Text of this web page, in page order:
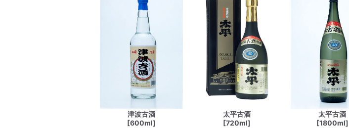
津波古酒
[600ml]
太平古酒
[720ml]
太平古酒
[1800ml]